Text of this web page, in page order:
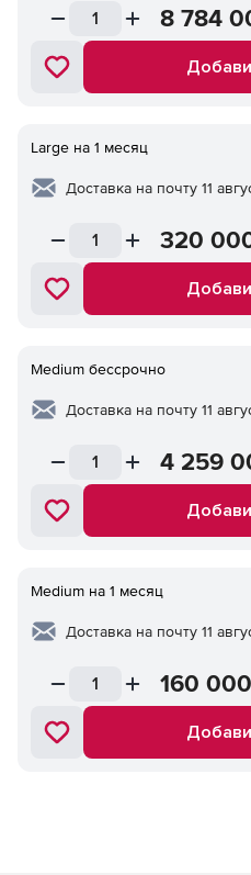
8 784
Large на 1 месяц
Доставка на почту 11
320
Medium бессрочно
Доставка на почту 11
4 259
Medium на 1 месяц
Доставка на почту 11
160 000